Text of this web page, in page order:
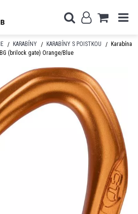
KARABÍNY KARABÍNY S POISTKOU
Karabína
(brilock gate) Orange/Blue